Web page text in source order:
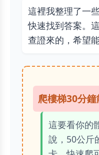
這裡我整理了一
快速找到答案。
查證來的，希望
爬樓梯30分
這要看你的
說，50公斤